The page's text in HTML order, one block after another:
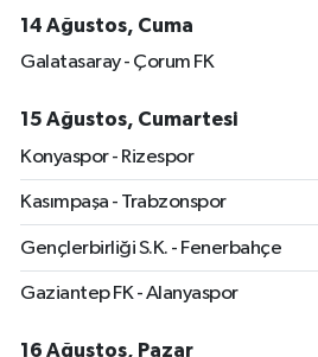
14 Ağustos, Cuma
Galatasaray - Çorum FK
15 Ağustos, Cumartesi
Konyaspor - Rizespor
Kasımpaşa - Trabzonspor
Gençlerbirliği S.K. - Fenerbahçe
Gaziantep FK - Alanyaspor
16 Ağustos, Pazar